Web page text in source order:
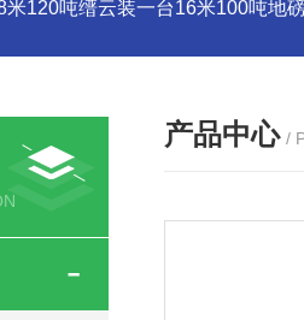
米120吨缙云装一台16米100吨地
产品中心 /